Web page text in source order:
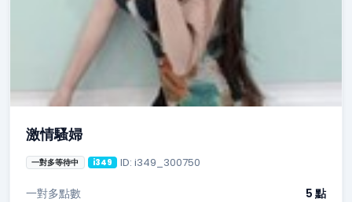
激情騷婦
一對多等待中 i349 ID: i349_300750
一對多點數
5 點